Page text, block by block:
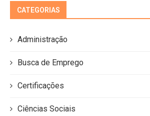
CATEGORIAS
Administração
Busca de Emprego
Certificações
Ciências Sociais